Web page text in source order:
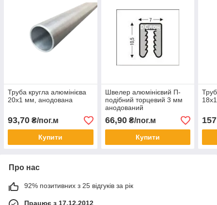
Труба кругла алюмінієва
20х1 мм, анодована
93,70 ₴/пог.м
Купити
Швелер алюмінієвий П-
подібний торцевий 3 мм
анодований
66,90₴/пог.м
Купити
Про нас
92% позитивних з 25 відгуків за рік
Працює з 17.12.2012